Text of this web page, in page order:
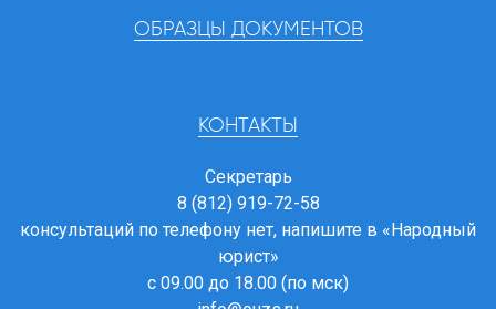
ОБРАЗЦЫ ДОКУМЕНТОВ
КОНТАКТЫ
Секретарь
8 (812) 919-72-58
консультаций по телефону нет, напишите в «Народный
юрист»
с 09.00 до 18.00 (по мск)